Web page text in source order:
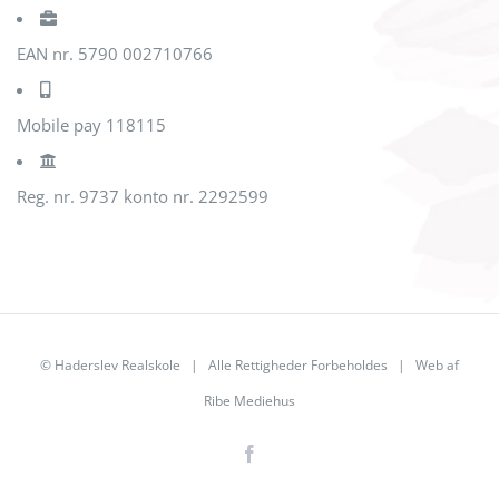
EAN nr. 5790 002710766
Mobile pay 118115
Reg. nr. 9737 konto nr. 2292599
© Haderslev Realskole | Alle Rettigheder Forbeholdes | Web af
Ribe Mediehus